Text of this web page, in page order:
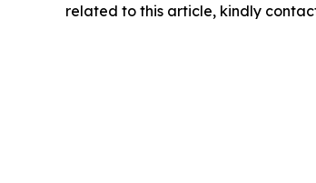
related to this article, kindly